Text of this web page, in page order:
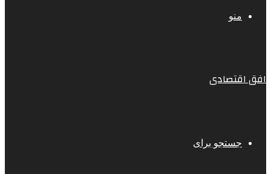
منو
افق اقتصادی
جستجو برای